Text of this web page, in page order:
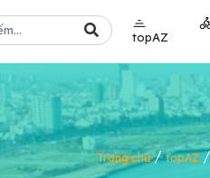
topAZ
Trang chủ/topAZ